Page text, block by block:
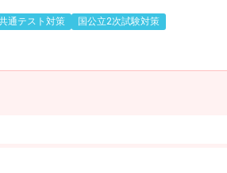
通テスト対策
国公立2次試験対策